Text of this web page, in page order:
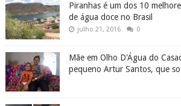
Piranhas é um dos 10
de água doce no Brasil
julho 21, 2016 0
Mãe em Olho D'Água do
pequeno Artur Santos, que